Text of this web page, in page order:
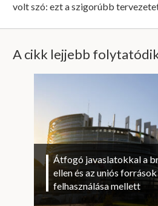
volt szó: ezt a szigorúbb
A cikk lejjebb
Átfogó javaslatokkal a
ellen és az uniós
felhasználása mellett